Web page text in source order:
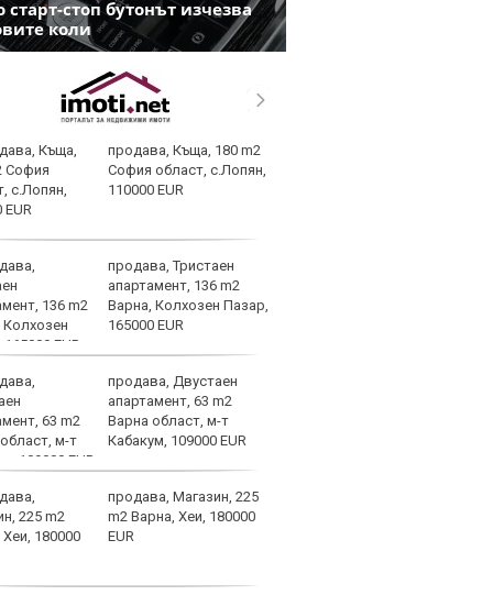
стоп бутонът изчезва
коли
продава, Къща, 180 m2
София област, с.Лопян,
110000 EUR
продава, Тристаен
апартамент, 136 m2
Варна, Колхозен Пазар,
165000 EUR
продава, Двустаен
апартамент, 63 m2
Варна област, м-т
Кабакум, 109000 EUR
продава, Магазин, 225
m2 Варна, Хеи, 180000
EUR